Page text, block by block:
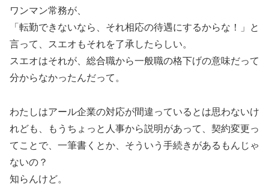
ワンマン常務が、
「転勤できないなら、それ相応の待遇にするからな！」と
言って、スエオもそれを了承したらしい。
スエオはそれが、総合職から一般職の格下げの意味だって
分からなかったんだって。
わたしはアール企業の対応が間違っているとは思わないけ
れども、もうちょっと人事から説明があって、契約変更っ
てことで、一筆書くとか、そういう手続きがあるもんじゃ
ないの？
知らんけど。